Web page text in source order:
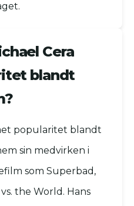
Cera
blandt
popularitet blandt
sin medvirken i
som Superbad,
the World. Hans